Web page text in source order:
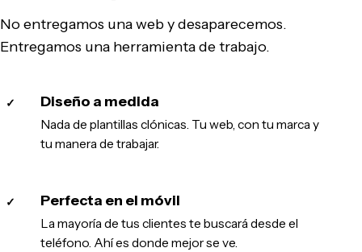
No entregamos una web y desaparecemos.
Entregamos una herramienta de trabajo.
✓ Diseño a medida
Nada de plantillas clónicas. Tu web, con tu marca y
tu manera de trabajar.
✓ Perfecta en el móvil
La mayoría de tus clientes te buscará desde el
teléfono. Ahí es donde mejor se ve.